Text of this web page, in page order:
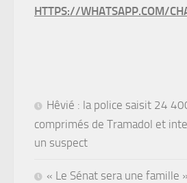
HTTPS://WHATSAPP.COM/
Hêvié : la police saisit 24
comprimés de Tramadol et
un suspect
« Le Sénat sera une famille